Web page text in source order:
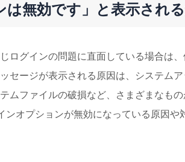
無効です」と表示され
ログインの問題に直面している場合は
セージが表示される原因は、システム
ファイルの破損など、さまざまなもの
オプションが無効になっている原因や